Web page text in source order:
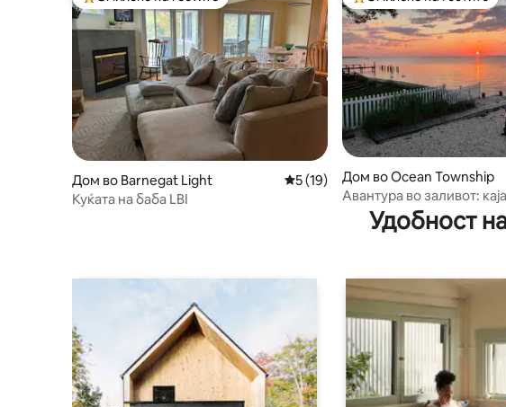
Меѓу најуспешните „Омилени на гостите“
Дом во Barnegat Light Просечна оцена: 5 од 5, 19
5 (19)
Куќата на баба LBI
Меѓу најуспешните
Дом во Ocean Township
Авантура во заливот:
школки/риби, поглед
Удобност